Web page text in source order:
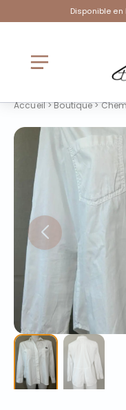
Disponible
Accueil>Boutique>